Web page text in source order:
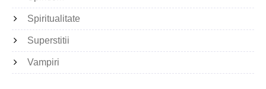
Spiritualitate
Superstitii
Vampiri